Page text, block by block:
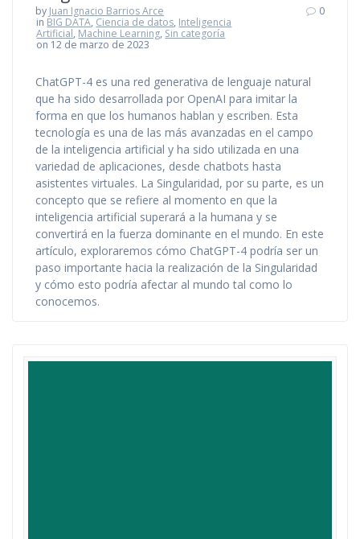
by Juan Ignacio Barrios Arce
in BIG DATA, Ciencia de datos, Inteligencia
Artificial, Machine Learning, Sin categoría
on 12 de marzo de 2023
0
ChatGPT-4 es una red generativa de lenguaje natural
que ha sido desarrollada por OpenAI para imitar la
forma en que los humanos hablan y escriben. Esta
tecnología es una de las más avanzadas en el campo
de la inteligencia artificial y ha sido utilizada en una
variedad de aplicaciones, desde chatbots hasta
asistentes virtuales. La Singularidad, por su parte, es un
concepto que se refiere al momento en que la
inteligencia artificial superará a la humana y se
convertirá en la fuerza dominante en el mundo. En este
artículo, exploraremos cómo ChatGPT-4 podría ser un
paso importante hacia la realización de la Singularidad
y cómo esto podría afectar al mundo tal como lo
conocemos.